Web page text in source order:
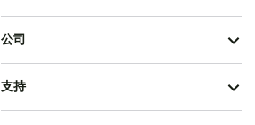
公司
支持